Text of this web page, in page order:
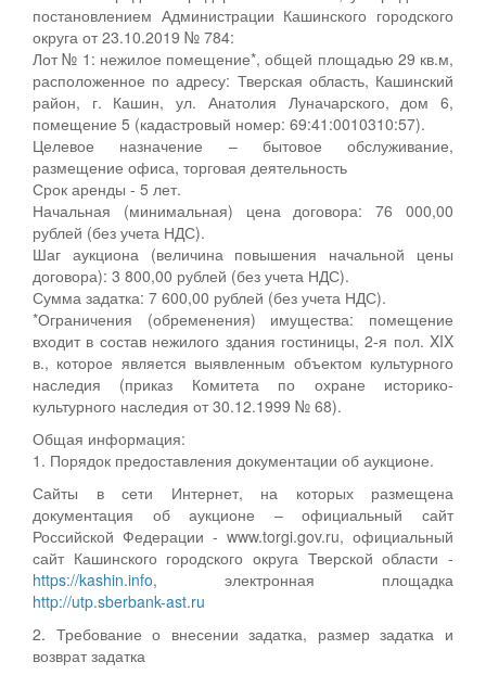
постановлением Администрации Кашинского городского
округа от 23.10.2019 № 784:
Лот № 1: нежилое помещение*, общей площадью 29 кв.м,
расположенное по адресу: Тверская область, Кашинский
район, г. Кашин, ул. Анатолия Луначарского, дом 6,
помещение 5 (кадастровый номер: 69:41:0010310:57).
Целевое назначение – бытовое обслуживание,
размещение офиса, торговая деятельность
Срок аренды - 5 лет.
Начальная (минимальная) цена договора: 76 000,00
рублей (без учета НДС).
Шаг аукциона (величина повышения начальной цены
договора): 3 800,00 рублей (без учета НДС).
Сумма задатка: 7 600,00 рублей (без учета НДС).
*Ограничения (обременения) имущества: помещение
входит в состав нежилого здания гостиницы, 2-я пол. XIX
в., которое является выявленным объектом культурного
наследия (приказ Комитета по охране историко-
культурного наследия от 30.12.1999 № 68).
Общая информация:
1. Порядок предоставления документации об аукционе.
Сайты в сети Интернет, на которых размещена
документация об аукционе – официальный сайт
Российской Федерации - www.torgi.gov.ru, официальный
сайт Кашинского городского округа Тверской области -
https://kashin.info, электронная площадка
http://utp.sberbank-ast.ru
2. Требование о внесении задатка, размер задатка и
возврат задатка